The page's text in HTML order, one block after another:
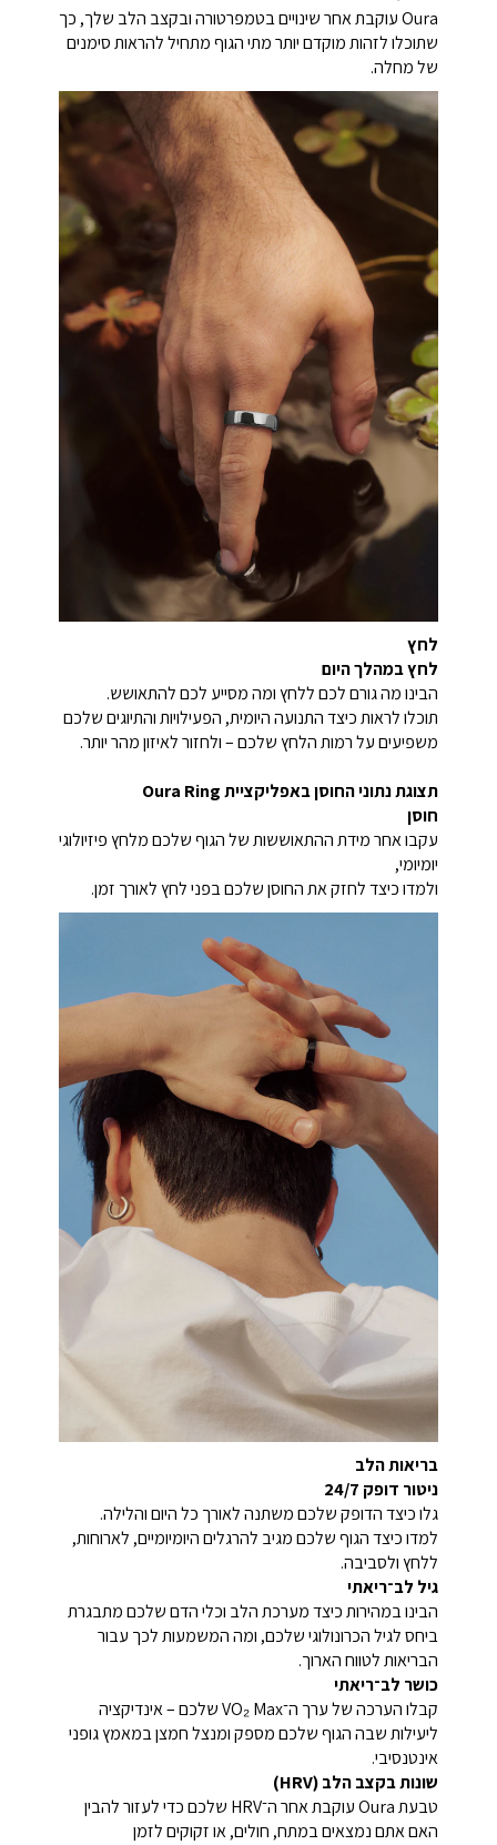
Oura עוקבת אחר שינויים בטמפרטורה ובקצב הלב שלך, כך
שתוכלו לזהות מוקדם יותר מתי הגוף מתחיל להראות סימנים
של מחלה.
לחץ
לחץ במהלך היום
הבינו מה גורם לכם ללחץ ומה מסייע לכם להתאושש.
תוכלו לראות כיצד התנועה היומית, הפעילויות והתיוגים שלכם
משפיעים על רמות הלחץ שלכם – ולחזור לאיזון מהר יותר.
תצוגת נתוני החוסן באפליקציית Oura Ring
חוסן
עקבו אחר מידת ההתאוששות של הגוף שלכם מלחץ פיזיולוגי
יומיומי,
ולמדו כיצד לחזק את החוסן שלכם בפני לחץ לאורך זמן.
בריאות הלב
ניטור דופק 24/7
גלו כיצד הדופק שלכם משתנה לאורך כל היום והלילה.
למדו כיצד הגוף שלכם מגיב להרגלים היומיומיים, לארוחות,
ללחץ ולסביבה.
גיל לב־ריאתי
הבינו במהירות כיצד מערכת הלב וכלי הדם שלכם מתבגרת
ביחס לגיל הכרונולוגי שלכם, ומה המשמעות לכך עבור
הבריאות לטווח הארוך.
כושר לב־ריאתי
קבלו הערכה של ערך ה־VO₂ Max שלכם – אינדיקציה
ליעילות שבה הגוף שלכם מספק ומנצל חמצן במאמץ גופני
אינטנסיבי.
שונות בקצב הלב (HRV)
טבעת Oura עוקבת אחר ה־HRV שלכם כדי לעזור להבין
האם אתם נמצאים במתח, חולים, או זקוקים לזמן